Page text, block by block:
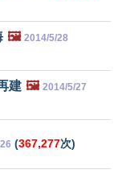
🖼️ 2014/5/28
建 🖼️ 2014/5/27
(367,277次)